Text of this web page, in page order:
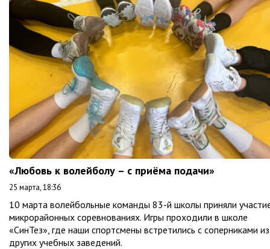
«Любовь к волейболу – с приёма подачи»
25 марта, 18:36
10 марта волейбольные команды 83-й школы приняли
микрорайонных соревнованиях. Игры проходили в школе
«СинТез», где наши спортсмены встретились с соперниками из
других учебных заведений.